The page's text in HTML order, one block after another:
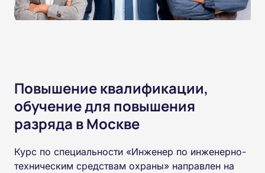
Повышение квалификации,
обучение для повышения
разряда в Москве
Курс по специальности «Инженер по инженерно-
техническим средствам охраны» направлен на